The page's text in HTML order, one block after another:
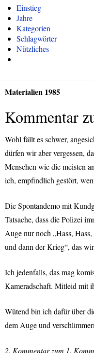
Einstieg
Jahre
Kategorien
Schlagwörter
Nützliches
Materialien 1985
Kommentar
Wohl fällt es schwer,
dürfen wir aber vergessen,
Menschen wie die meisten
ich, empfindlich gestört,
Die Spontandemo mit
Tatsache, dass die Polizei
Auge nur noch „Hass,
und dann der Krieg“, das
Ich jedenfalls, das mag
Kameradschaft. Mitleid mit
Wütend bin ich dafür über
dem Auge und
2. Kommentar zum 1.